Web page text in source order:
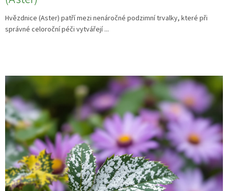
Hvězdnice (Aster) patří mezi nenáročné podzimní trvalky, které při
správné celoroční péči vytvářejí ...